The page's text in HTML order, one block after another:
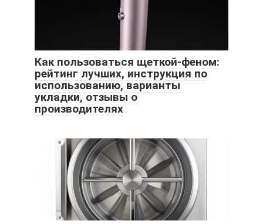
Как пользоваться щеткой-феном:
рейтинг лучших, инструкция по
использованию, варианты
укладки, отзывы о
производителях